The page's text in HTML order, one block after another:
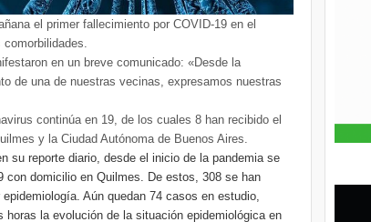
el primer fallecimiento por COVID-19 en el
en un breve comunicado: «Desde la
de una de nuestras vecinas, expresamos nuestras
continúa en 19, de los cuales 8 han recibido el
y la Ciudad Autónoma de Buenos Aires.
su reporte diario, desde el inicio de la pandemia se
con domicilio en Quilmes. De estos, 308 se han
Aún quedan 74 casos en estudio,
la evolución de la situación epidemiológica en